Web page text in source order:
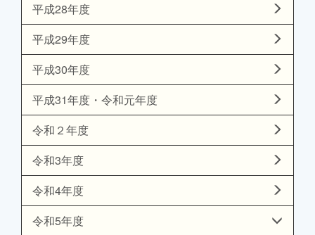
平成28年度
平成29年度
平成30年度
平成31年度・令和元年度
令和２年度
令和3年度
令和4年度
令和5年度